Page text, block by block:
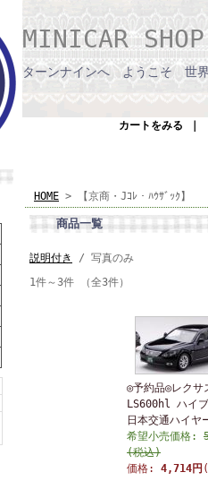
MINICAR
ターンナインへ ようこそ 世界
カートをみる
HOME > 【京商・Jｺﾚ・ﾊｳｻﾞｯｸ】
商品一覧
説明付き
/ 写真のみ
1件～3件 （全3件）
◎予約品◎レクサ
LS600hl ハイ
日本交通ハイヤ
希望小売価格:
(税込)
価格: 4,714円